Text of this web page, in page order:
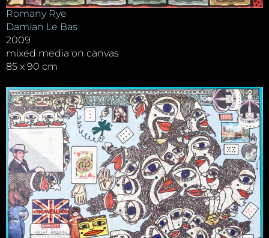
Romany Rye
Damian Le Bas
2009
mixed media on canvas
85 x 90 cm